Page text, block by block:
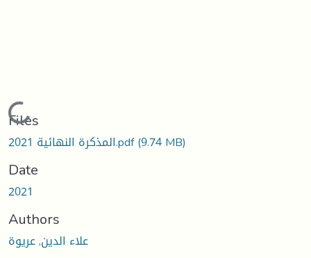
Loading...
Files
المذكرة النهائية 2021.pdf(9.74 MB)
Date
2021
Authors
علاء الدين, عريوة